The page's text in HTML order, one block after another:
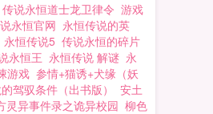
传说永恒道士龙卫律令 游戏
永恒官网 永恒传说的英
永恒传说5 传说永恒的碎片
永恒王 永恒传说 解谜 永
游戏 参情+猫诱+犬缘（妖
驾驭条件（出书版）
安土
灵异事件录之诡异校园 柳色